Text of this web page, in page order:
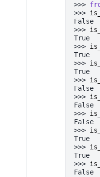
>>>
>>>
False
>>>
True
>>>
True
>>>
True
>>>
False
>>>
False
>>>
False
>>>
True
>>>
True
>>>
False